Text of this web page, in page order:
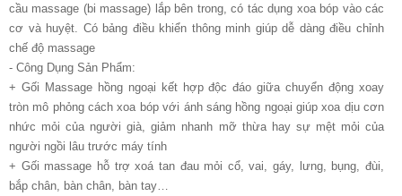
cầu massage (bi massage) lắp bên trong, có tác dụng xoa bóp vào các
cơ và huyệt. Có bảng điều khiển thông minh giúp dễ dàng điều chỉnh
chế độ massage
- Công Dụng Sản Phẩm:
+ Gối Massage hồng ngoại kết hợp độc đáo giữa chuyển động xoay
tròn mô phỏng cách xoa bóp với ánh sáng hồng ngoại giúp xoa dịu cơn
nhức mỏi của người già, giảm nhanh mỡ thừa hay sự mệt mỏi của
người ngồi lâu trước máy tính
+ Gối massage hỗ trợ xoá tan đau mỏi cổ, vai, gáy, lưng, bụng, đùi,
bắp chân, bàn chân, bàn tay…